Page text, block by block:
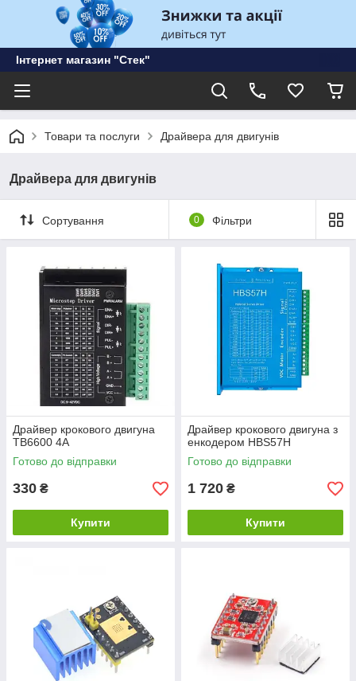
Інтернет магазин "Стек"
Товари та послуги Драйвера для двигунів
Драйвера для двигунів
Сортування 0 Фільтри
Драйвер крокового двигуна
TB6600 4A
Готово до відправки
330 ₴
Купити
Драйвер крокового двигуна з
енкодером HBS57H
Готово до відправки
1 720 ₴
Купити